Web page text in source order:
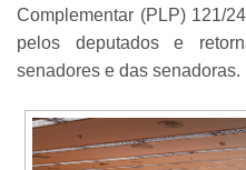
Complementar (PLP) 121/
pelos deputados e
senadores e das senadoras.